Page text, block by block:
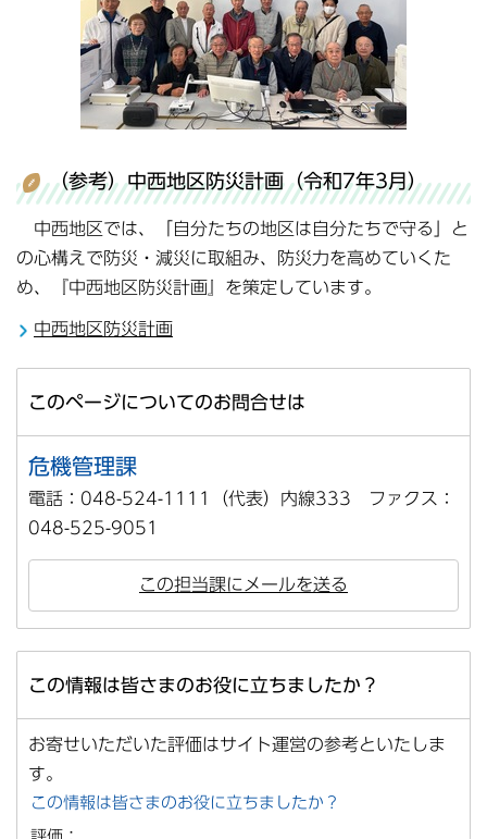
（参考）中西地区防災計画（令和7年3月）
中西地区では、「自分たちの地区は自分たちで守る」と
の心構えで防災・減災に取組み、防災力を高めていくた
め、『中西地区防災計画』を策定しています。
中西地区防災計画
このページについてのお問合せは
危機管理課
電話：048-524-1111（代表）内線333 ファクス：
048-525-9051
この担当課にメールを送る
この情報は皆さまのお役に立ちましたか？
お寄せいただいた評価はサイト運営の参考といたしま
す。
この情報は皆さまのお役に立ちましたか？